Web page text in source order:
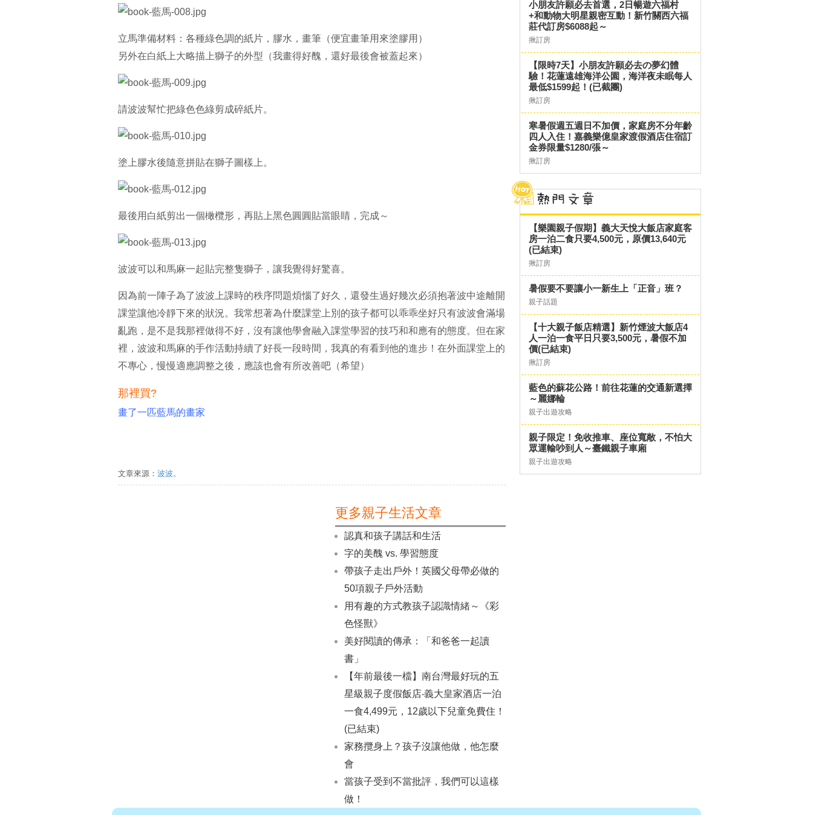
立馬準備材料：各種綠色調的紙片，膠水，畫筆（便宜畫筆用來塗膠用）
另外在白紙上大略描上獅子的外型（我畫得好醜，還好最後會被蓋起來）
請波波幫忙把綠色色綠剪成碎紙片。
塗上膠水後隨意拼貼在獅子圖樣上。
最後用白紙剪出一個橄欖形，再貼上黑色圓圓貼當眼睛，完成～
波波可以和馬麻一起貼完整隻獅子，讓我覺得好驚喜。
因為前一陣子為了波波上課時的秩序問題煩惱了好久，還發生過好幾次必須抱著波中途離開
課堂讓他冷靜下來的狀況。我常想著為什麼課堂上別的孩子都可以乖乖坐好只有波波會滿場
亂跑，是不是我那裡做得不好，沒有讓他學會融入課堂學習的技巧和和應有的態度。但在家
裡，波波和馬麻的手作活動持續了好長一段時間，我真的有看到他的進步！在外面課堂上的
不專心，慢慢適應調整之後，應該也會有所改善吧（希望）
那裡買?
畫了一匹藍馬的畫家
文章來源： 波波。
更多親子生活文章
認真和孩子講話和生活
字的美醜 vs. 學習態度
帶孩子走出戶外！英國父母帶必做的
50項親子戶外活動
用有趣的方式教孩子認識情緒～《彩
色怪獸》
美好閱讀的傳承：「和爸爸一起讀
書」
【年前最後一檔】南台灣最好玩的五
星級親子度假飯店‧義大皇家酒店一泊
一食4,499元，12歲以下兒童免費住！
(已結束)
家務攬身上？孩子沒讓他做，他怎麼
會
當孩子受到不當批評，我們可以這樣
做！
小朋友許願必去首選，2日暢遊六福村
+和動物大明星親密互動！新竹關西六福
莊代訂房$6088起～
揪訂房
【限時7天】小朋友許願必去の夢幻體
驗！花蓮遠雄海洋公園，海洋夜未眠每人
最低$1599起！(已截團)
揪訂房
寒暑假週五週日不加價，家庭房不分年齡
四人入住！嘉義樂億皇家渡假酒店住宿訂
金券限量$1280/張～
揪訂房
【樂園親子假期】義大天悅大飯店家庭客
房一泊二食只要4,500元，原價13,640元
(已結束)
揪訂房
暑假要不要讓小一新生上「正音」班？
親子話題
【十大親子飯店精選】新竹煙波大飯店4
人一泊一食平日只要3,500元，暑假不加
價(已結束)
揪訂房
藍色的蘇花公路！前往花蓮的交通新選擇
～麗娜輪
親子出遊攻略
親子限定！免收推車、座位寬敞，不怕大
眾運輸吵到人～臺鐵親子車廂
親子出遊攻略